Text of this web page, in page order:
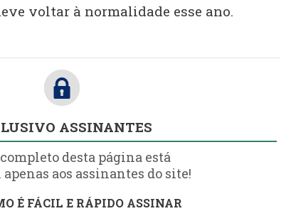
voltar à normalidade esse ano.
ASSINANTES
desta página está
aos assinantes do site!
É FÁCIL E RÁPIDO ASSINAR